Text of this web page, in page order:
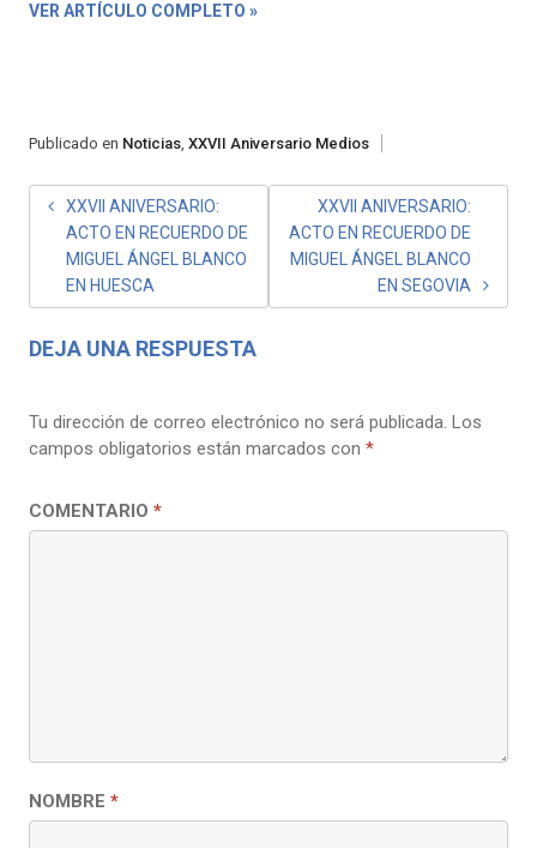
VER ARTÍCULO COMPLETO »
Publicado en Noticias, XXVII Aniversario Medios
NAVEGACIÓN
ENTRADAS
XXVII ANIVERSARIO:
ACTO EN RECUERDO DE
MIGUEL ÁNGEL BLANCO
EN HUESCA
XXVII ANIVERSARIO:
ACTO EN RECUERDO DE
MIGUEL ÁNGEL BLANCO
EN SEGOVIA
DEJA UNA RESPUESTA
Tu dirección de correo electrónico no será publicada. Los
campos obligatorios están marcados con *
COMENTARIO *
NOMBRE *